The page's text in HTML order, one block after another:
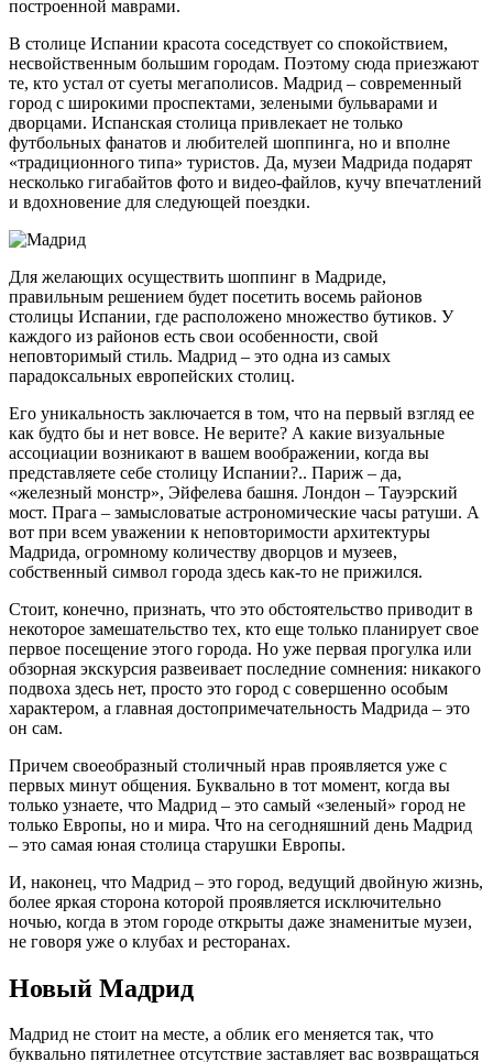
построенной маврами.
В столице Испании красота соседствует со спокойствием,
несвойственным большим городам. Поэтому сюда приезжают
те, кто устал от суеты мегаполисов. Мадрид – современный
город с широкими проспектами, зелеными бульварами и
дворцами. Испанская столица привлекает не только
футбольных фанатов и любителей шоппинга, но и вполне
«традиционного типа» туристов. Да, музеи Мадрида подарят
несколько гигабайтов фото и видео-файлов, кучу впечатлений
и вдохновение для следующей поездки.
Для желающих осуществить шоппинг в Мадриде,
правильным решением будет посетить восемь районов
столицы Испании, где расположено множество бутиков. У
каждого из районов есть свои особенности, свой
неповторимый стиль. Мадрид – это одна из самых
парадоксальных европейских столиц.
Его уникальность заключается в том, что на первый взгляд ее
как будто бы и нет вовсе. Не верите? А какие визуальные
ассоциации возникают в вашем воображении, когда вы
представляете себе столицу Испании?.. Париж – да,
«железный монстр», Эйфелева башня. Лондон – Тауэрский
мост. Прага – замысловатые астрономические часы ратуши. А
вот при всем уважении к неповторимости архитектуры
Мадрида, огромному количеству дворцов и музеев,
собственный символ города здесь как-то не прижился.
Стоит, конечно, признать, что это обстоятельство приводит в
некоторое замешательство тех, кто еще только планирует свое
первое посещение этого города. Но уже первая прогулка или
обзорная экскурсия развеивает последние сомнения: никакого
подвоха здесь нет, просто это город с совершенно особым
характером, а главная достопримечательность Мадрида – это
он сам.
Причем своеобразный столичный нрав проявляется уже с
первых минут общения. Буквально в тот момент, когда вы
только узнаете, что Мадрид – это самый «зеленый» город не
только Европы, но и мира. Что на сегодняшний день Мадрид
– это самая юная столица старушки Европы.
И, наконец, что Мадрид – это город, ведущий двойную жизнь,
более яркая сторона которой проявляется исключительно
ночью, когда в этом городе открыты даже знаменитые музеи,
не говоря уже о клубах и ресторанах.
Новый Мадрид
Мадрид не стоит на месте, а облик его меняется так, что
буквально пятилетнее отсутствие заставляет вас возвращаться